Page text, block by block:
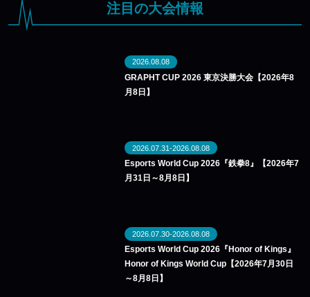
注目の大会情報
2026.08.08
GRAPHT CUP 2026 東京決勝大会【2026年8
月8日】
2026.07.31-2026.08.08
Esports World Cup 2026『鉄拳8』【2026年7
月31日～8月8日】
2026.07.30-2026.08.08
Esports World Cup 2026『Honor of Kings』
Honor of Kings World Cup【2026年7月30日
～8月8日】